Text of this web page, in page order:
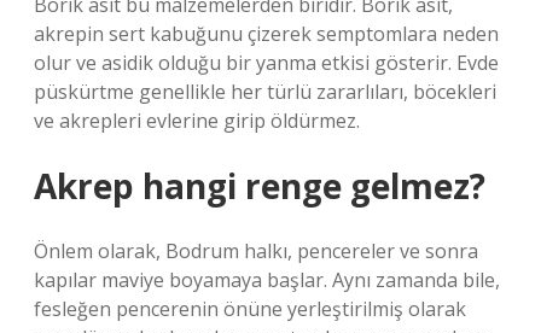
akrepin sert kabuğunu çizerek semptomlara neden
olur ve asidik olduğu bir yanma etkisi gösterir. Evde
püskürtme genellikle her türlü zararlıları, böcekleri
ve akrepleri evlerine girip öldürmez.
Akrep hangi renge gelmez?
Önlem olarak, Bodrum halkı, pencereler ve sonra
kapılar maviye boyamaya başlar. Aynı zamanda bile,
fesleğen pencerenin önüne yerleştirilmiş olarak